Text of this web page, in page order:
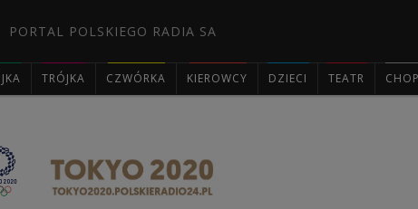
PORTAL POLSKIEGO RADIA SA
TRÓJKA CZWÓRKA KIEROWCY DZIECI TEATR